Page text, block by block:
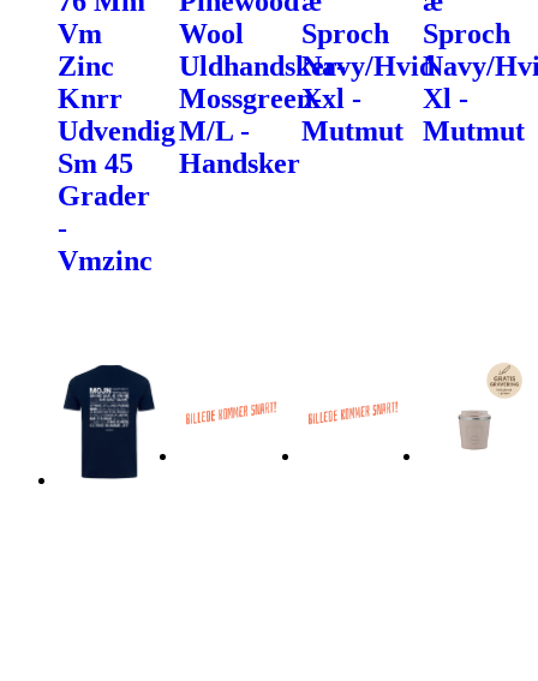
Vm
Zinc
Knrr
Udvendig
Sm 45
Grader
-
Vmzinc
Wool
Uldhandsker-
Mossgreen-
M/L -
Handsker
Sproch
Navy/Hvid
Xxl -
Mutmut
Sproch
Navy/
Xl -
Mutmut